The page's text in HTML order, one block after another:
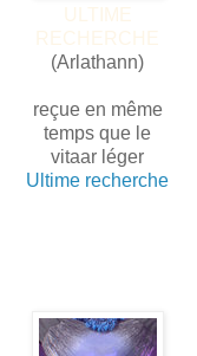
ULTIME
RECHERCHE
(Arlathann)
reçue en même
temps que le
vitaar léger
Ultime recherche